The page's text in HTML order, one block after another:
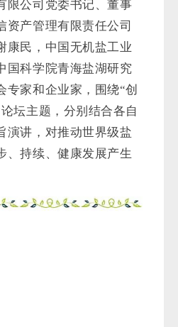
家和企业家，围绕“创
坛主题，分别结合各自
演讲，对推动世界级盐
、持续、健康发展产生